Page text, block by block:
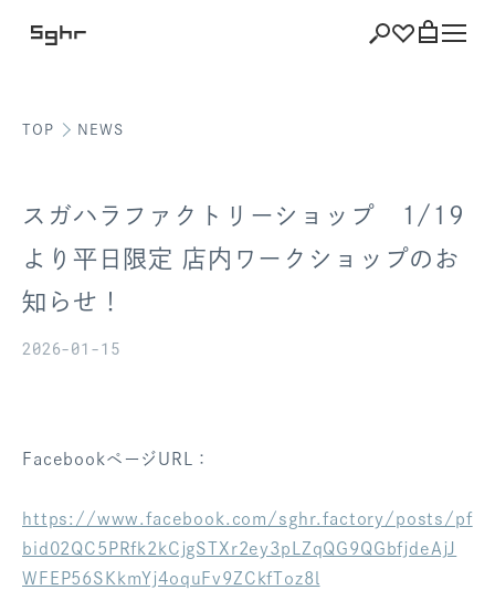
ショッピング バッグを見る
ログアウト
TOP NEWS
スガハラファクトリーショップ 1/19
より平日限定 店内ワークショップのお
知らせ！
2026-01-15
FacebookページURL：
https://www.facebook.com/sghr.factory/posts/pf
bid02QC5PRfk2kCjgSTXr2ey3pLZqQG9QGbfjdeAjJ
WFEP56SKkmYj4oquFv9ZCkfToz8l